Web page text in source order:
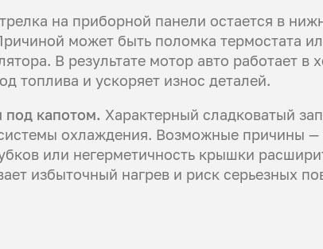
на приборной панели остается в
может быть поломка термостата
В результате мотор авто работает в
топлива и ускоряет износ деталей.
под капотом. Характерный сладковатый
охлаждения. Возможные причины —
или негерметичность крышки
избыточный нагрев и риск серьезных